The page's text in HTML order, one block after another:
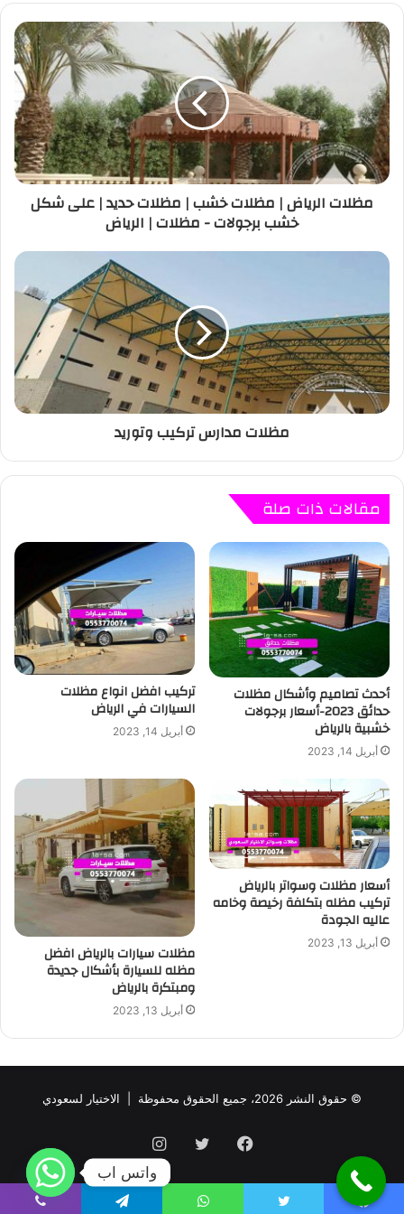
e
b
o
k
er
l
e
dI
n
y
Li
n
k
e
st
s
A
p
p
e
مظلات الرياض | مظلات خشب | مظلات حديد | على شكل
خشب برجولات - مظلات | الرياض
مظلات مدارس تركيب وتوريد
مقالات ذات صلة
أحدث تصاميم وأشكال مظلات
حدائق 2023-أسعار برجولات
خشبية بالرياض
أبريل 14, 2023
تركيب افضل انواع مظلات
السيارات في الرياض
أبريل 14, 2023
أسعار مظلات وسواتر بالرياض
تركيب مظله بتكلفة رخيصة وخامه
عاليه الجودة
أبريل 13, 2023 مظلات سيارات بالرياض افضل
مظله للسيارة بأشكال جديدة
ومبتكرة بالرياض
أبريل 13, 2023
© حقوق النشر 2026، جميع الحقوق محفوظة | الاختيار لسعودي
فيسبوك تويتر انستقرام
واتس اب